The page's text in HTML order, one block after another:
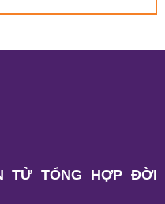
TỬ TỔNG HỢP ĐỜI